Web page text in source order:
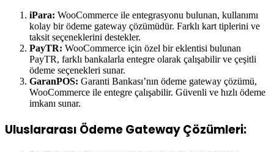
iPara: WooCommerce ile entegrasyonu bulunan, kullanımı
kolay bir ödeme gateway çözümüdür. Farklı kart tiplerini ve
taksit seçeneklerini destekler.
PayTR: WooCommerce için özel bir eklentisi bulunan
PayTR, farklı bankalarla entegre olarak çalışabilir ve çeşitli
ödeme seçenekleri sunar.
GaranPOS: Garanti Bankası’nın ödeme gateway çözümü,
WooCommerce ile entegre çalışabilir. Güvenli ve hızlı ödeme
imkanı sunar.
Uluslararası Ödeme Gateway Çözümleri: